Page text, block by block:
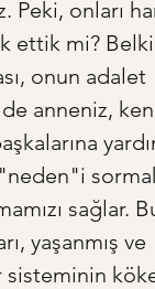
Peki, onları
ettik mi?
onun adalet
anneniz,
sağlar.
yaşanmış ve
sisteminin